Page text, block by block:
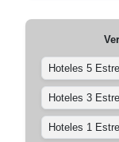
Hoteles 5
Hoteles 3
Hoteles 1